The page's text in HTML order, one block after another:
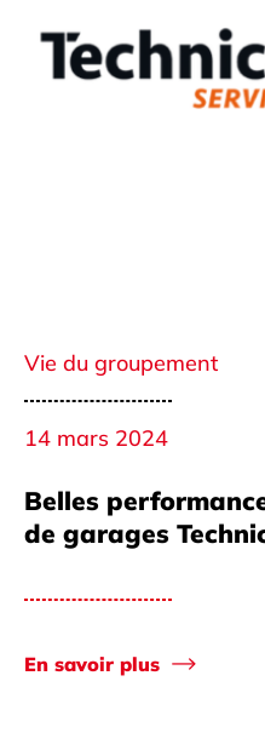
Vie du groupement
14 mars 2024
Belles
de garages
En savoir plus